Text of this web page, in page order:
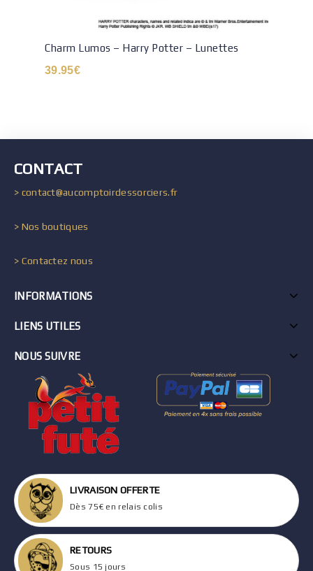
Charm Lumos – Harry Potter – Lunettes
39.95€
CONTACT
> contact@aucomptoirdessorciers.fr
> Nos boutiques
> Contactez nous
INFORMATIONS
LIENS UTILES
NOUS SUIVRE
LIVRAISON OFFERTE
Dès 75€ en relais colis
RETOURS
Sous 15 jours